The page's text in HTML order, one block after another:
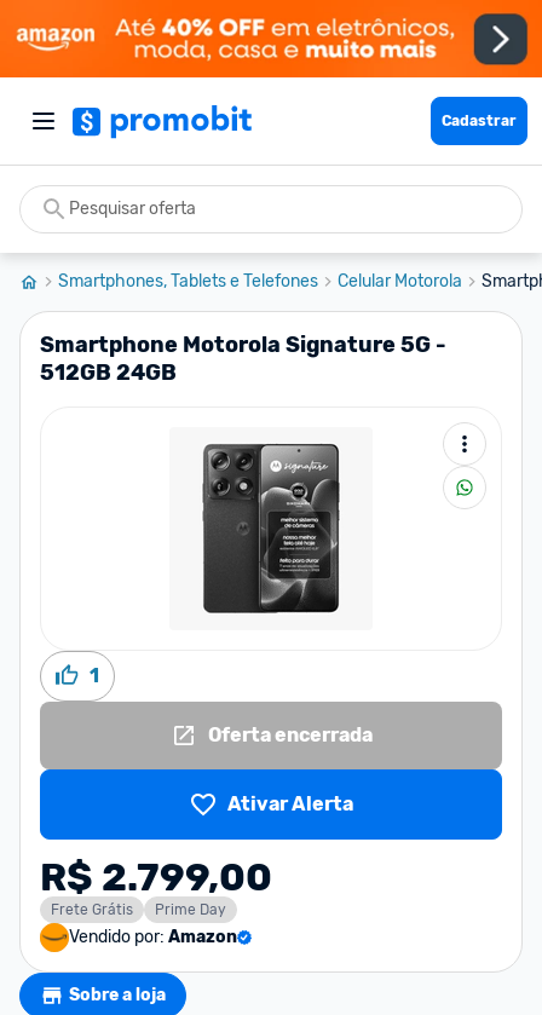
Cadastrar
Smartphones, Tablets e Telefones Celular Motorola
Smartphone Motorola Signature 5G -
512GB 24GB
1
Oferta encerrada
Ativar Alerta
R$ 2.799,00
Frete Grátis Prime Day
Vendido por: Amazon
Sobre a loja